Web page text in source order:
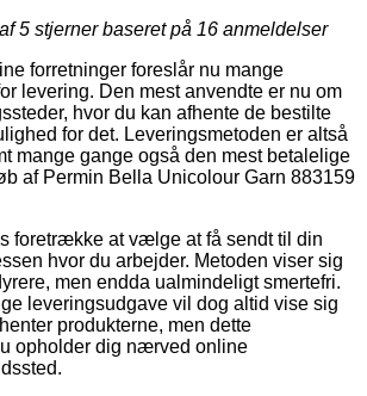
5 stjerner baseret på 16 anmeldelser
forretninger foreslår nu mange
levering. Den mest anvendte er nu om
hvor du kan afhente de bestilte
for det. Leveringsmetoden er altså
mange gange også den mest betalelige
af Permin Bella Unicolour Garn 883159
foretrække at vælge at få sendt til din
hvor du arbejder. Metoden viser sig
men endda ualmindeligt smertefri.
leveringsudgave vil dog altid vise sig
produkterne, men dette
opholder dig nærved online